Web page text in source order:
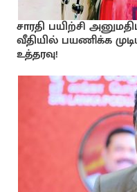
சாரதி பயிற்சி
வீதியில் பயணிக்க
உத்தரவு!